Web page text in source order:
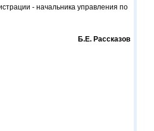
- начальника управления по
Б.Е. Рассказов